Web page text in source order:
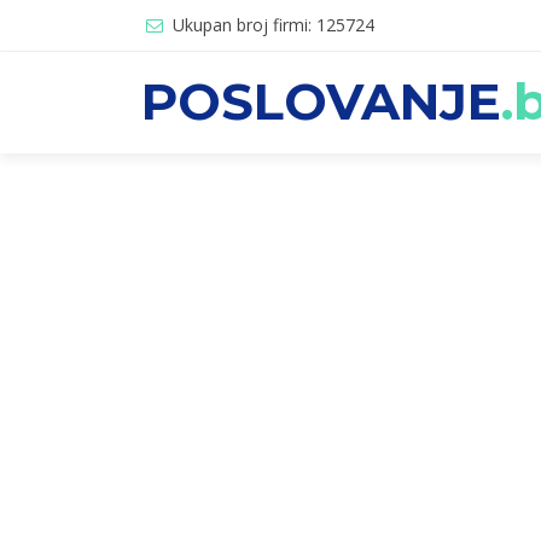
Ukupan broj firmi: 125724
POSLOVANJE